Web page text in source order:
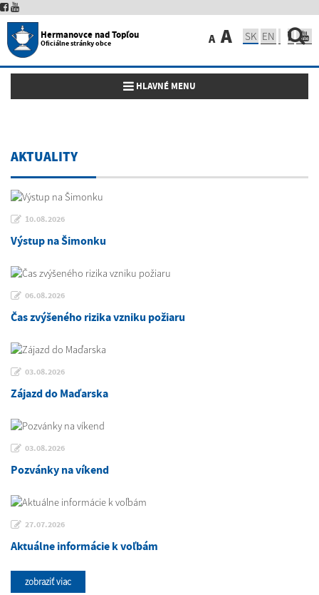
Hermanovce nad Topľou
Oficiálne stránky obce A A SK EN
Toggle navigation
HLAVNÉ MENU
AKTUALITY
10.08.2026
Výstup na Šimonku
06.08.2026
Čas zvýšeného rizika vzniku požiaru
03.08.2026
Zájazd do Maďarska
03.08.2026
Pozvánky na víkend
27.07.2026
Aktuálne informácie k voľbám
zobraziť viac